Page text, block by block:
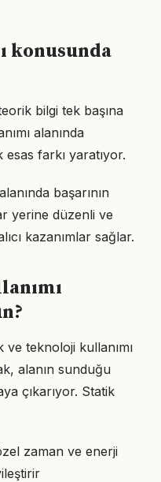
konusunda
bilgi tek başına
alanında
farkı yaratıyor.
başarının
yerine düzenli ve
kazanımlar sağlar.
teknoloji kullanımı
alanın sunduğu
çıkarıyor. Statik
zaman ve enerji